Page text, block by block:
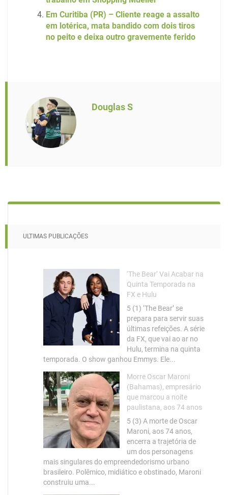
Em Curitiba (PR) – Cliente reage a assalto
em lotérica, mata bandido com dois tiros
no peito e deixa outro gravemente ferido
Douglas S
ULTIMAS PUBLICAÇÕES
‘The Bear’ Vai Acabar na
Quinta Temporada na
FX e Hulu
5 (1) ‘The Bear’ se
prepara para servir suas
últimas refeições. A série
da FX, que vai ao ar no
Hulu, termina na quinta
temporada. O show ganhou Emmys. Ele...
Morre Oscar Maroni
(Bahamas), empresário
que marcou a noite
paulistana, aos 74 anos
5 (3) A morte de Oscar
Maroni, aos 74 anos,
encerra a trajetória de
um dos personagens
mais singulares do empreendedorismo urbano
brasileiro. Polêmico, midiático e obstinado, Maroni
construiu uma...